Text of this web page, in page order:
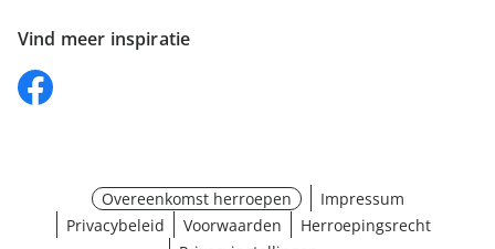
Vind meer inspiratie
Overeenkomst herroepen
Impressum
Privacybeleid
Voorwaarden
Herroepingsrecht